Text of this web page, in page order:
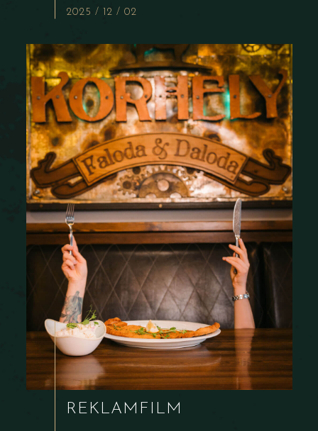
2025 / 12 / 02
REKLÁMFILM